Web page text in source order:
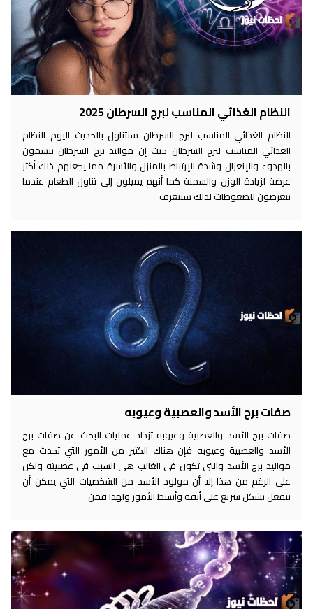
النظام الغذائي المناسب لبرج السرطان 2025
النظام الغذائي المناسب لبرج السرطان سنتناول بالحديث اليوم النظام
الغذائي المناسب لبرج السرطان حيث إن مواليد برج السرطان يتسمون
بالهدوء والإنعزال وشدة الإرتباط بالمنزل والأسرة مما يجعلهم ذلك أكثر
عرضة لزيادة الوزن والسمنة كما أنهم يميلون إلى تناول الطعام عندما
يتعرضون للضغوطات لذلك سنتعرف
صفات برج الأسد والعصبية وعيوبه
صفات برج الأسد والعصبية وعيوبه تزداد عمليات البحث عن صفات برج
الأسد والعصبية وعيوبه فإن هناك الكثير من الأمور التي تحدث مع
مواليد برج الأسد والتي تكون في الغالب هي السبب في عصبيته ولكن
على الرغم من هذا إلا أن مولود الأسد من الشخصيات التي يمكن أن
تنفعل بشكل سريع على أتفه وأبسط الأمور ولهذا فمن